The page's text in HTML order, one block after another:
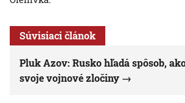
Súvisiaci článok
Pluk Azov: Rusko hľadá spôsob,
svoje vojnové zločiny